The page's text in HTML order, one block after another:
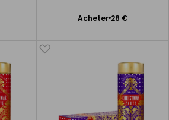
Acheter 28 €
Ajouter